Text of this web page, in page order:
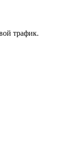
трафик.